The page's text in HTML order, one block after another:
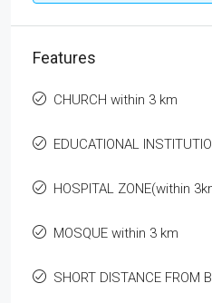
Features
CHURCH within 3 km
EDUCATIONAL
HOSPITAL ZONE(within
MOSQUE within 3 km
SHORT DISTANCE FROM